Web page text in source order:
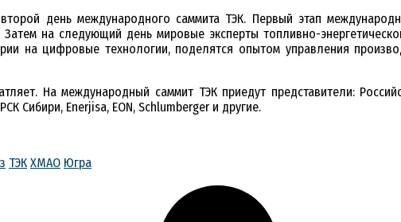
день международного саммита ТЭК. Первый этап
на следующий день мировые эксперты топливно-
на цифровые технологии, поделятся опытом управления
На международный саммит ТЭК приедут представители:
Сибири, Enerjisa, EON, Schlumberger и другие.
ТЭК ХМАО Югра